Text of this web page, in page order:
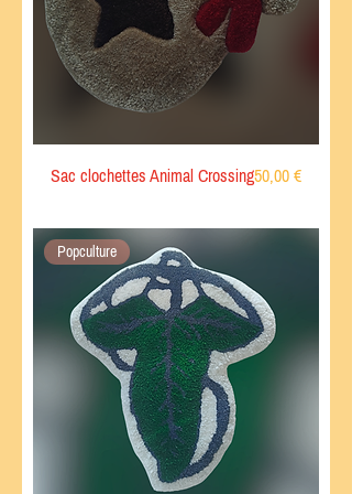
Sac clochettes Animal CrossingPrix
50,00 €
Popculture